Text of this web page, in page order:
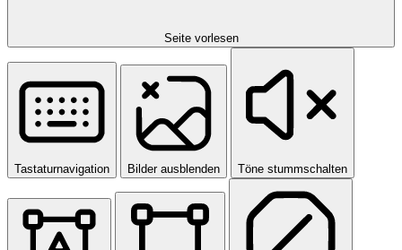
Seite vorlesen
Tastaturnavigation Bilder ausblenden Töne stummschalten